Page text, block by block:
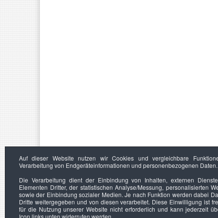
Auf dieser Website nutzen wir Cookies und vergleichbare
Verarbeitung von Endgeräteinformationen und personenbezogenen Daten.
Die Verarbeitung dient der Einbindung von Inhalten, externen
Elementen Dritter, der statistischen Analyse/Messung, personalisierten
sowie der Einbindung sozialer Medien. Je nach Funktion werden dabei
Dritte weitergegeben und von diesen verarbeitet. Diese Einwilligung ist
für die Nutzung unserer Website nicht erforderlich und kann jederzeit
Icon links unten widerrufen werden.